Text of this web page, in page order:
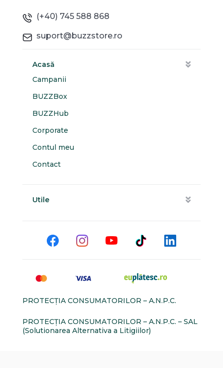
(+40) 745 588 868
suport@buzzstore.ro
Acasă
Campanii
BUZZBox
BUZZHub
Corporate
Contul meu
Contact
Utile
PROTECŢIA CONSUMATORILOR – A.N.P.C.
PROTECŢIA CONSUMATORILOR – A.N.P.C. – SAL
(Solutionarea Alternativa a Litigiilor)